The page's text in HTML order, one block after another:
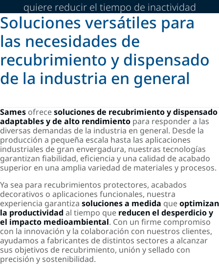
quiere reducir el tiempo de inactividad
Soluciones versátiles para
las necesidades de
recubrimiento y dispensado
de la industria en general
ChatGPT Plus
Sames ofrecesoluciones de recubrimiento y dispensado
adaptables y de alto rendimiento para responder a las
diversas demandas de la industria en general. Desde la
producción a pequeña escala hasta las aplicaciones
industriales de gran envergadura, nuestras tecnologías
garantizan fiabilidad, eficiencia y una calidad de acabado
superior en una amplia variedad de materiales y procesos.
Ya sea para recubrimientos protectores, acabados
decorativos o aplicaciones funcionales, nuestra
experiencia garantiza soluciones a medida queoptimizan
la productividad al tiempo que reducen el desperdicioy
el impacto medioambiental. Con un firme compromiso
con la innovación y la colaboración con nuestros clientes,
ayudamos a fabricantes de distintos sectores a alcanzar
sus objetivos de recubrimiento, unión y sellado con
precisión y sostenibilidad.